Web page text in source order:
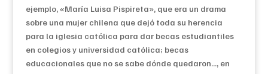
ejemplo, «María Luisa Pispireta», que era un drama
sobre una mujer chilena que dejó toda su herencia
para la iglesia católica para dar becas estudiantiles
en colegios y universidad católica; becas
educacionales que no se sabe dónde quedaron…, en